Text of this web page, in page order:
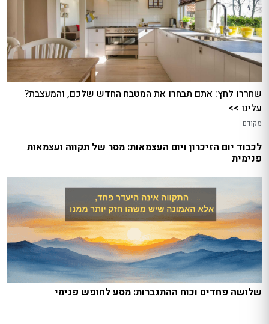
שחררו לחץ: אתם תבחרו את המטבח החדש שלכם, והמעצבת?
עלינו >>
מקודם
לכבוד יום הזיכרון ויום העצמאות: מסר של תקווה ועצמאות
פנימית
שלושה פחדים וכוח ההתגברות: מסע לחופש פנימי